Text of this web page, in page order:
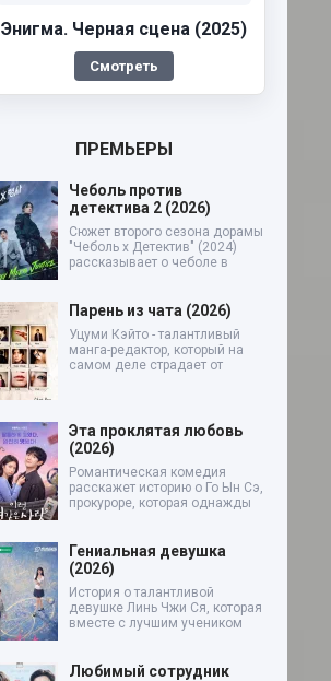
Энигма. Черная cцена (2025)
Смотреть
ПРЕМЬЕРЫ
Чеболь против
детектива 2 (2026)
Сюжет второго сезона дорамы
"Чеболь x Детектив" (2024)
рассказывает о чеболе в
Парень из чата (2026)
Уцуми Кэйто - талантливый
манга-редактор, который на
самом деле страдает от
Эта проклятая любовь
(2026)
Романтическая комедия
расскажет историю о Го Ын Сэ,
прокуроре, которая однажды
Гениальная девушка
(2026)
История о талантливой
девушке Линь Чжи Ся, которая
вместе с лучшим учеником
Любимый сотрудник